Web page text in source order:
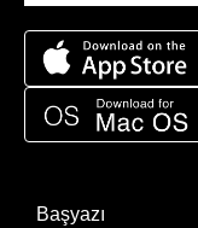
Başyazı